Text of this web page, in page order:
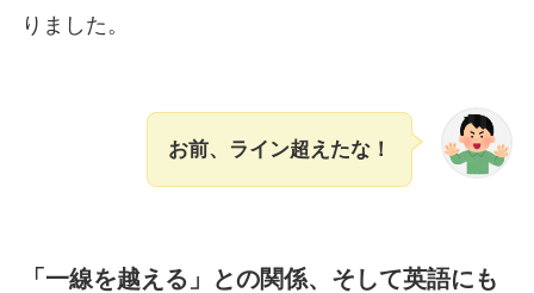
りました。
お前、ライン超えたな！
「一線を越える」との関係、そして英語にも